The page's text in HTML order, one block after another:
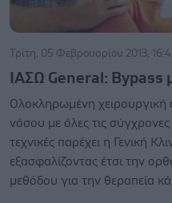
Τρίτη, 05 Φεβρουαρίου 2013,
ΙΑΣΩ General: Bypass
Ολοκληρωμένη χειρουργική
νόσου με όλες τις
τεχνικές παρέχει η Γενική
εξασφαλίζοντας έτσι την
μεθόδου για την θεραπεία